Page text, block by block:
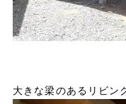
大きな梁のあるリビン